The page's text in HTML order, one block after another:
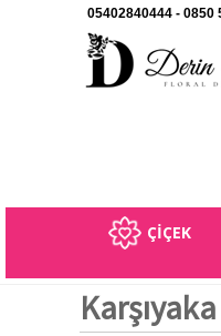
05402840444 - 0850
ÇİÇEK